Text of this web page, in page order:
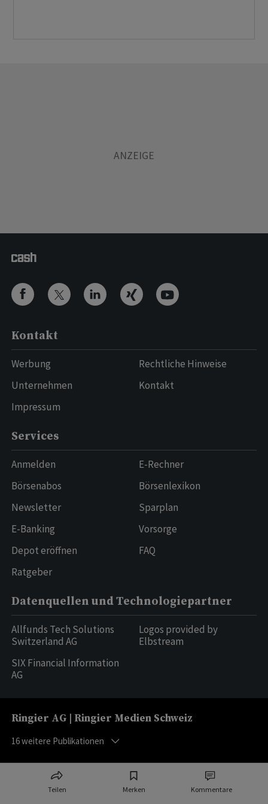
Teilen Merken Kommentare
Kontakt
Werbung
Unternehmen
Impressum
Rechtliche Hinweise
Kontakt
Services
Anmelden
Börsenabos
Newsletter
E-Banking
Depot eröffnen
Ratgeber
E-Rechner
Börsenlexikon
Sparplan
Vorsorge
FAQ
Datenquellen und Technologiepartner
Allfunds Tech Solutions
Switzerland AG
SIX Financial Information
AG
Logos provided by
Elbstream
Ringier AG | Ringier Medien Schweiz
16weitere Publikationen